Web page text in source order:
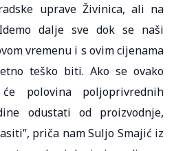
uprave Živinica, ali na
dalje sve dok se naši
vremenu i s ovim cijenama
teško biti. Ako se ovako
polovina poljoprivrednih
odustati od proizvodnje,
priča nam Suljo Smajić iz